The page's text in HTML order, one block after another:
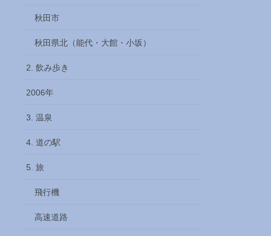
秋田市
秋田県北（能代・大館・小坂）
2. 飲み歩き
2006年
3. 温泉
4. 道の駅
5. 旅
飛行機
高速道路